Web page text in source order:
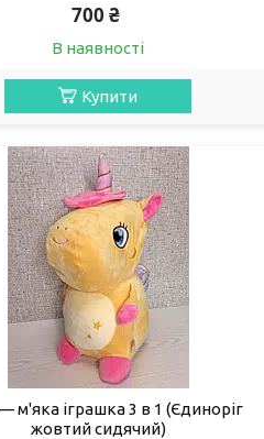
700 ₴
В наявності
Купити
м'яка іграшка 3 в 1 (Єдиноріг
жовтий сидячий)